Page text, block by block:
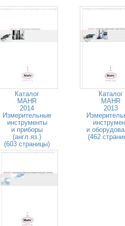
Каталог
MAHR
2014
Измерительные
инструменты
и приборы
(англ.яз.)
(603 страницы)
Каталог
MAHR
2013
и
(462